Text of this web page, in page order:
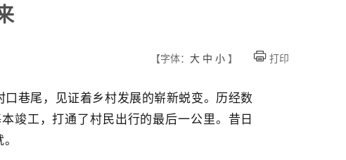
【字体： 大 中 小 】 打印
巷尾，见证着乡村发展的崭新蜕变。历经数
竣工，打通了村民出行的最后一公里。 昔日